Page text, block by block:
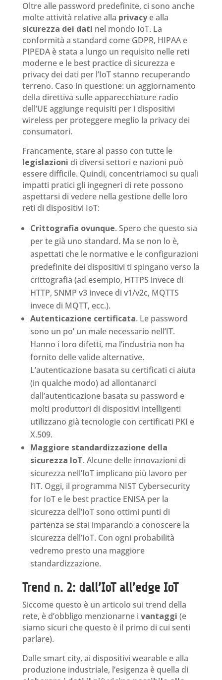
Oltre alle password predefinite, ci sono anche
molte attività relative alla privacye alla
sicurezza dei dati nel mondo IoT. La
conformità a standard come GDPR, HIPAA e
PIPEDA è stata a lungo un requisito nelle reti
moderne e le best practice di sicurezza e
privacy dei dati per l’IoT stanno recuperando
terreno. Caso in questione: un aggiornamento
della direttiva sulle apparecchiature radio
dell’UE aggiunge requisiti per i dispositivi
wireless per proteggere meglio la privacy dei
consumatori.
Francamente, stare al passo con tutte le
legislazioni di diversi settori e nazioni può
essere difficile. Quindi, concentriamoci su quali
impatti pratici gli ingegneri di rete possono
aspettarsi di vedere nella gestione delle loro
reti di dispositivi IoT:
Crittografia ovunque. Spero che questo sia
per te già uno standard. Ma se non lo è,
aspettati che le normative e le configurazioni
predefinite dei dispositivi ti spingano verso la
crittografia (ad esempio, HTTPS invece di
HTTP, SNMP v3 invece di v1/v2c, MQTTS
invece di MQTT, ecc.).
Autenticazione certificata. Le password
sono un po’ un male necessario nell’IT.
Hanno i loro difetti, ma l’industria non ha
fornito delle valide alternative.
L’autenticazione basata su certificati ci aiuta
(in qualche modo) ad allontanarci
dall’autenticazione basata su password e
molti produttori di dispositivi intelligenti
utilizzano già tecnologie con certificati PKI e
X.509.
Maggiore standardizzazione della
sicurezza IoT. Alcune delle innovazioni di
sicurezza nell’IoT implicano più lavoro per
l’IT. Oggi, il programma NIST Cybersecurity
for IoT e le best practice ENISA per la
sicurezza dell’IoT sono ottimi punti di
partenza se stai imparando a conoscere la
sicurezza dell’IoT. Con ogni probabilità
vedremo presto una maggiore
standardizzazione.
Trend n. 2: dall’IoT all’edge IoT
Siccome questo è un articolo sui trend della
rete, è d’obbligo menzionarne i vantaggi (e
siamo sicuri che questo è il primo di cui senti
parlare).
Dalle smart city, ai dispositivi wearable e alla
produzione industriale, l’esigenza è quella di